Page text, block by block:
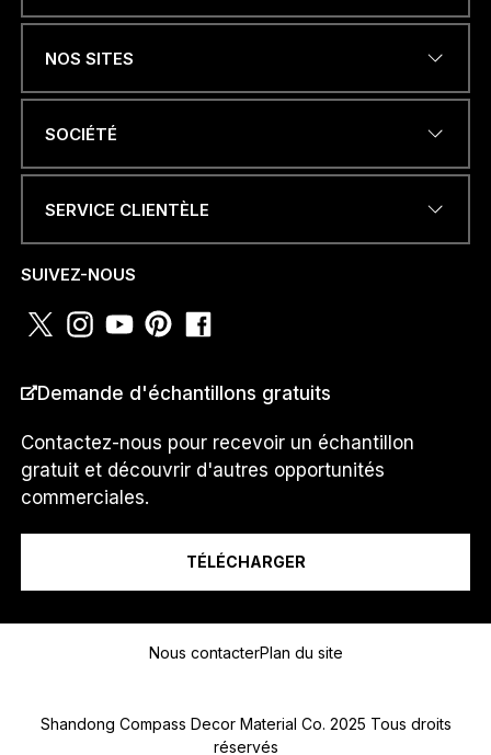
ADRESSE ÉLECTRONIQUE
N
a
e
T
É
O
N
E
NUMÉRO DE TÉLÉPHONE OU
Je suis un...
NOS SITES
SOCIÉTÉ
SERVICE CLIENTÈLE
SUIVEZ-NOUS
Demande d'échantillons gratuits
Contactez-nous pour recevoir un échantillon
gratuit et découvrir d'autres opportunités
commerciales.
TÉLÉCHARGER
Nous contacterPlan du site
Shandong Compass Decor Material Co. 2025 Tous droits
réservés